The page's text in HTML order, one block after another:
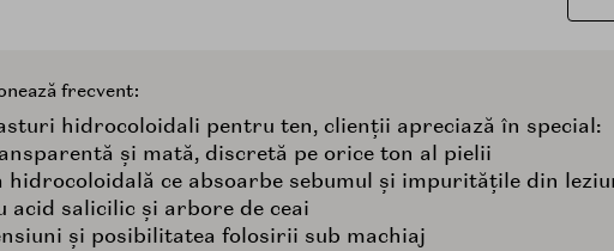
frecvent:
hidrocoloidali pentru ten, clienții apreciază în special:
și mată, discretă pe orice ton al pielii
hidrocoloidală ce absoarbe sebumul și impuritățile din
acid salicilic și arbore de ceai
și posibilitatea folosirii sub machiaj